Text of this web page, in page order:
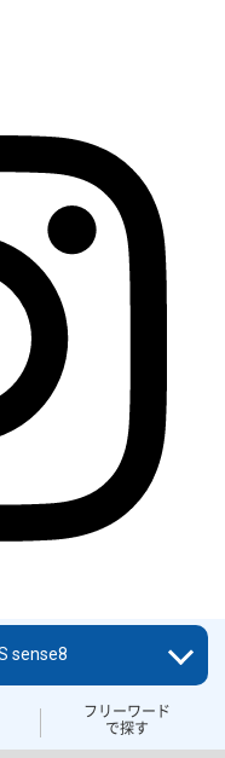
フリーワード
で探す
sense8